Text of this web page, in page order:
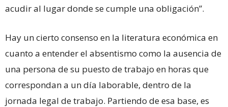
acudir al lugar donde se cumple una obligación”.
Hay un cierto consenso en la literatura económica en
cuanto a entender el absentismo como la ausencia de
una persona de su puesto de trabajo en horas que
correspondan a un día laborable, dentro de la
jornada legal de trabajo. Partiendo de esa base, es